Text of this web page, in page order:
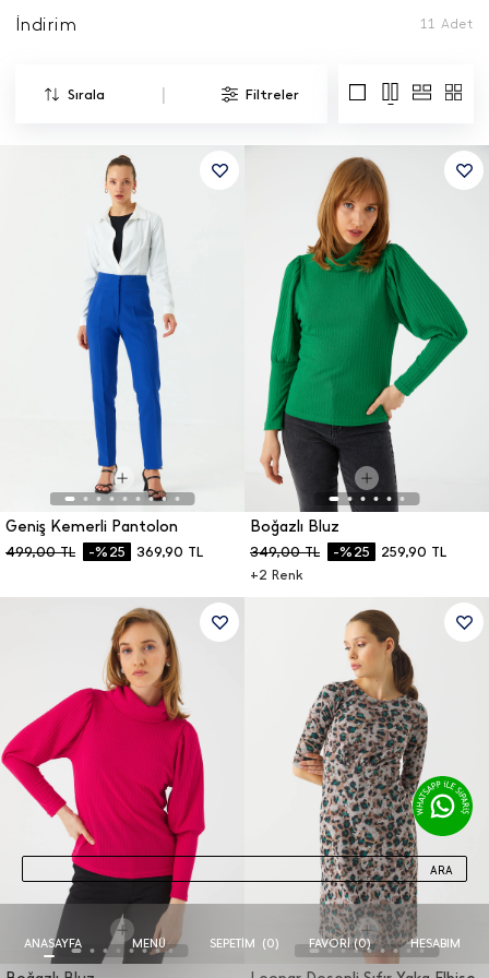
İndirim 11 Adet
Sırala | Filtreler
369,90 TL
-%25
499,00 TL
Geniş Kemerli Pantolon
259,90 TL
-%25
349,00 TL
+2 Renk
Boğazlı Bluz
ARA
ANASAYFA MENÜ SEPETIM (0) FAVORI (0) HESABIM